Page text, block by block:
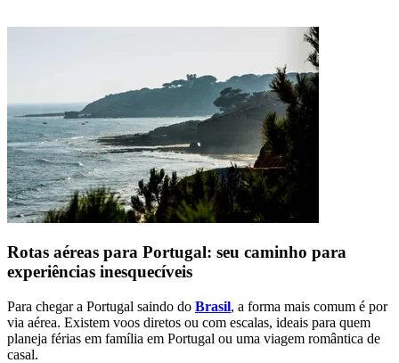
Rotas aéreas para Portugal: seu caminho para
experiências inesquecíveis
Para chegar a Portugal saindo do Brasil, a forma mais comum é por
via aérea. Existem voos diretos ou com escalas, ideais para quem
planeja férias em família em Portugal ou uma viagem romântica de
casal.